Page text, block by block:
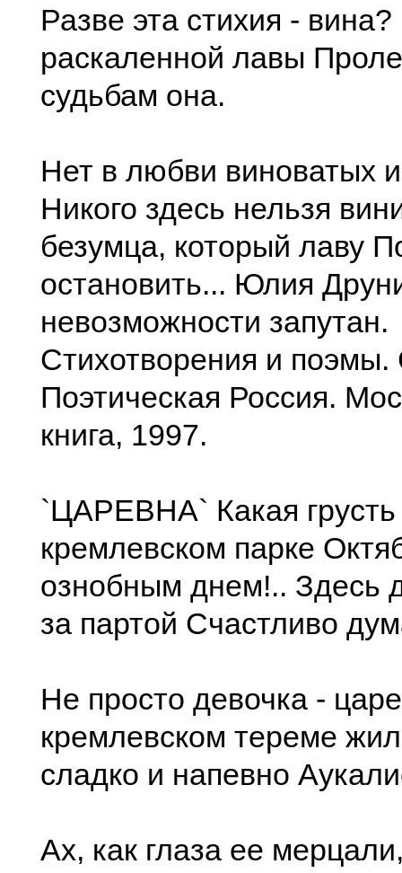
Разве эта стихия - вина?
раскаленной лавы
судьбам она.
Нет в любви виноватых
Никого здесь нельзя
безумца, который лаву
остановить... Юлия
невозможности запутан.
Стихотворения и поэмы.
Поэтическая Россия.
книга, 1997.
`ЦАРЕВНА` Какая грусть
кремлевском парке
ознобным днем!.. Здесь
за партой Счастливо
Не просто девочка -
кремлевском тереме
сладко и напевно
Ах, как глаза ее